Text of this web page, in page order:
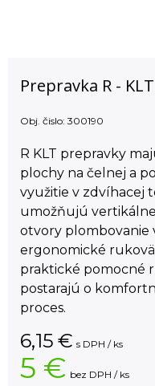
Prepravka R -
Obj. čislo: 300190
R KLT prepravky
plochy na čelnej a
využitie v zdvíhacej
umožňujú
otvory plombovanie
ergonomické
praktické pomocné
postarajú o
proces.
6,15 € s DPH / ks
5 € bez DPH / ks